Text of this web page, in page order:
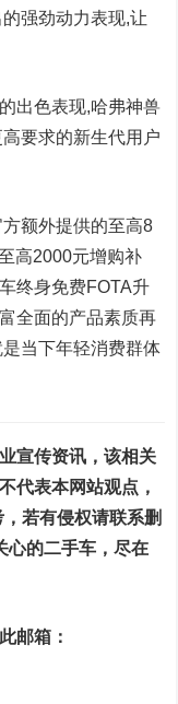
强劲动力表现,让
出色表现,哈弗神兽
要求的新生代用户
额外提供的至高8
高2000元增购补
终身免费FOTA升
全面的产品素质再
当下年轻消费群体
宣传资讯，该相关
代表本网站观点，
若有侵权请联系删
心的二手车，尽在
邮箱：